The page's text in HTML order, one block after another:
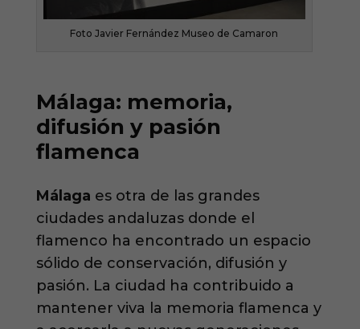
Foto Javier Fernández Museo de Camaron
Málaga: memoria,
difusión y pasión
flamenca
Málaga es otra de las grandes
ciudades andaluzas donde el
flamenco ha encontrado un espacio
sólido de conservación, difusión y
pasión. La ciudad ha contribuido a
mantener viva la memoria flamenca y